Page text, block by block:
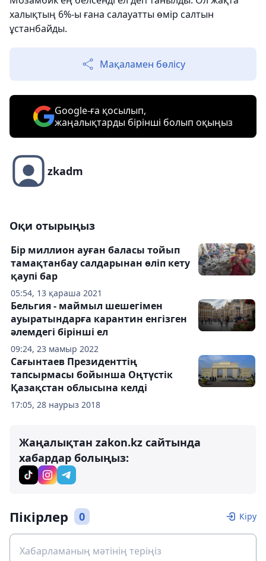
халықтың 6%-ы ғана салауатты өмір салтын
ұстанбайды.
Мақаламен бөлісу
Google-ға қосылып,
жаңалықтарды бірінші болып оқыңыз
zkadm
Оқи отырыңыз
05:54, 13 қараша 2021
Бір миллион ауған баласы тойып
тамақтанбау салдарынан өліп кету
қаупі бар
09:24, 23 мамыр 2022
Бельгия - маймыл шешегімен
ауыратындарға карантин енгізген
әлемдегі бірінші ел
17:05, 28 наурыз 2018
Сағынтаев Президенттің
тапсырмасы бойынша Оңтүстік
Қазақстан облысына келді
Жаңалықтан zakon.kz сайтында
хабардар болыңыз:
Пікірлер 0 Кіру